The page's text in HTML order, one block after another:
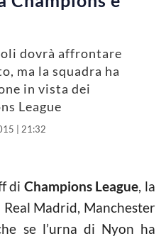
dovrà affrontare
ma la squadra ha
in vista dei
League
| 21:32
di Champions League, la
Real Madrid, Manchester
se l’urna di Nyon ha